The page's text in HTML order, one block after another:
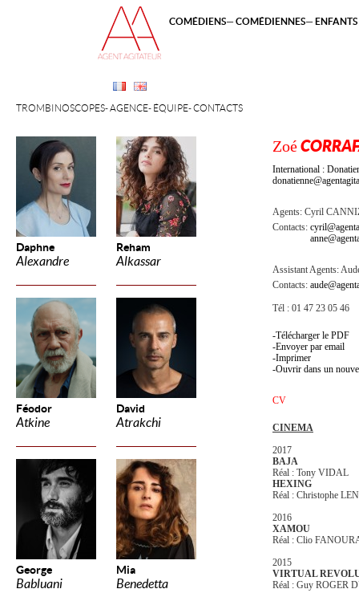
Daphne
Alexandre
Reham
Alkassar
Féodor
Atkine
David
Atrakchi
George
Babluani
Mia
Benedetta
TROMBINOSCOPES AGENCE ÉQUIPE CONTACTS
COMÉDIENS COMÉDIENNES
Zoé
International :
Agents: Cyril
Contacts:
Assistant Agents:
Contacts:
Tél : 01 47 23 05 46
Télécharger le PDF
Envoyer par email
Imprimer
Ouvrir dans un
CV
CINEMA
2017
BAJA
Réal : Tony VIDAL
HEXING
Réal : Christophe
2016
XAMOU
Réal : Clio
2015
VIRTUAL
Réal : Guy ROGER